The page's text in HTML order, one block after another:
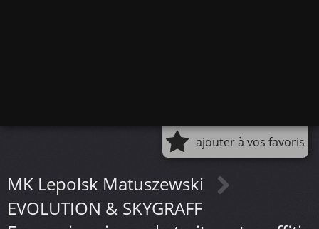
ajouter à vos favoris
MK Lepolsk Matuszewski
EVOLUTION & SKYGRAFF